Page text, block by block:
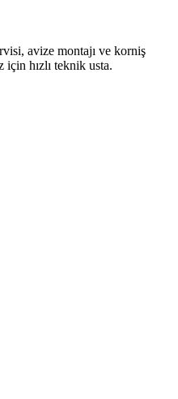
avize montajı ve korniş
hızlı teknik usta.